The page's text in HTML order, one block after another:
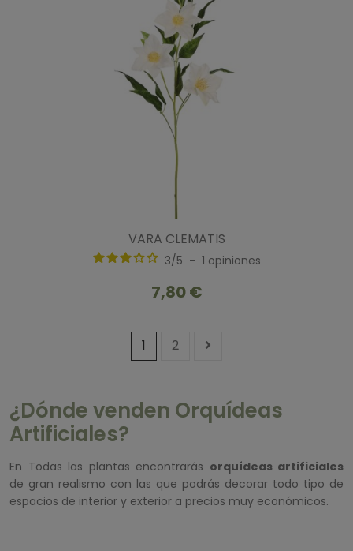
VARA CLEMATIS
3/5 - 1 opiniones
7,80 €
1 2
¿Dónde venden Orquídeas
Artificiales?
En Todas las plantas encontrarás orquídeas artificiales
de gran realismo con las que podrás decorar todo tipo de
espacios de interior y exterior a precios muy económicos.